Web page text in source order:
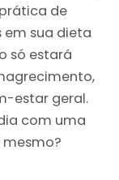
de
em sua dieta
só estará
estar geral.
com uma
mesmo?